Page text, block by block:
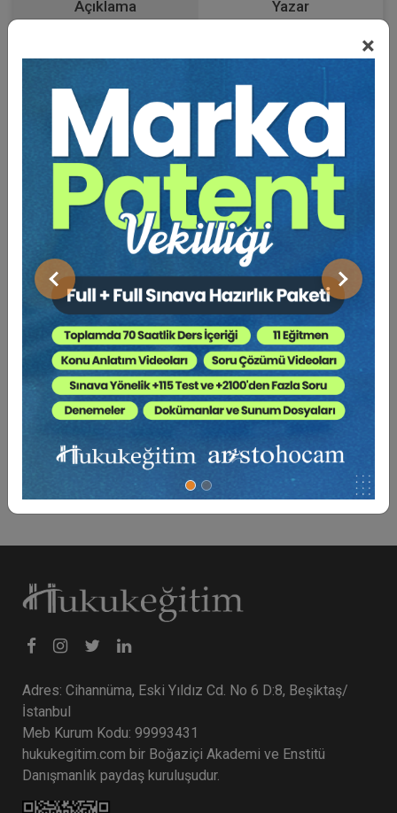
×
Önceki Sonraki
Açıklama Yazar
Kesiliyor ?
Bu kitap, tüketici davaları ve ilgili Mevzuat,
uygulamadan örneklerle pratikte kolaylık sağlanması
için hazırlanmıştır. Çalışma alanı ve konular çok geniş
olduğu için genel bilgilerle, usul ve yargılama
araştırılmıştır.
Tüketici dikkatli olmalıdır, haklarını ve sorumluluğunu
bilmelidir. Bilinçli ve iyi niyetli olmalıdır, karşısındaki
satıcıyı da zor durumda bırakmamalıdır.
Alt Başlıklar:
- Usul ve Uygulama (Konulara Göre Tasniflenmiş)
- Örnek Dilekçeler - Bilirkişi Raporları
- Yüksek Yargı Kararları
Adres: Cihannüma, Eski Yıldız Cd. No 6 D:8, Beşiktaş/
İstanbul
Meb Kurum Kodu: 99993431
hukukegitim.com bir Boğaziçi Akademi ve Enstitü
Danışmanlık paydaş kuruluşudur.